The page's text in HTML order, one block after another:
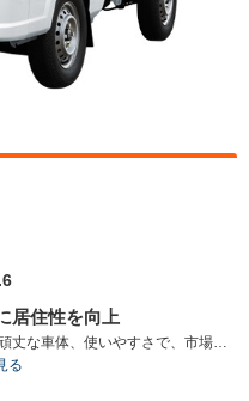
居住性を向上
丈な車体、使いやすさで、市場で
目。車体のレイアウトが全面的に
る